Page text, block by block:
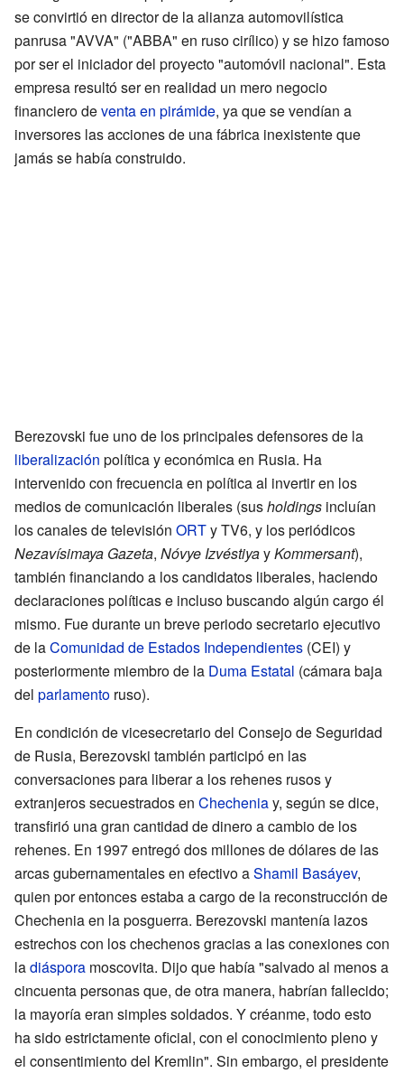
se convirtió en director de la alianza automovilística
panrusa "AVVA" ("ABBA" en ruso cirílico) y se hizo famoso
por ser el iniciador del proyecto "automóvil nacional". Esta
empresa resultó ser en realidad un mero negocio
financiero deventa en pirámide, ya que se vendían a
inversores las acciones de una fábrica inexistente que
jamás se había construido.
Berezovski fue uno de los principales defensores de la
liberalización política y económica en Rusia. Ha
intervenido con frecuencia en política al invertir en los
medios de comunicación liberales (susholdings incluían
los canales de televisión ORTy TV6, y los periódicos
Nezavísimaya Gazeta, Nóvye IzvéstiyayKommersant),
también financiando a los candidatos liberales, haciendo
declaraciones políticas e incluso buscando algún cargo él
mismo. Fue durante un breve periodo secretario ejecutivo
de laComunidad de Estados Independientes (CEI) y
posteriormente miembro de la Duma Estatal (cámara baja
del parlamento ruso).
En condición de vicesecretario del Consejo de Seguridad
de Rusia, Berezovski también participó en las
conversaciones para liberar a los rehenes rusos y
extranjeros secuestrados en Checheniay, según se dice,
transfirió una gran cantidad de dinero a cambio de los
rehenes. En 1997 entregó dos millones de dólares de las
arcas gubernamentales en efectivo aShamil Basáyev,
quien por entonces estaba a cargo de la reconstrucción de
Chechenia en la posguerra. Berezovski mantenía lazos
estrechos con los chechenos gracias a las conexiones con
ladiáspora moscovita. Dijo que había "salvado al menos a
cincuenta personas que, de otra manera, habrían fallecido;
la mayoría eran simples soldados. Y créanme, todo esto
ha sido estrictamente oficial, con el conocimiento pleno y
el consentimiento del Kremlin". Sin embargo, el presidente